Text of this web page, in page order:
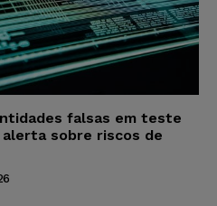
falsas em teste
sobre riscos de